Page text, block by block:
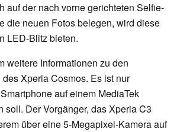
auf der nach vorne gerichteten Selfie-
die neuen Fotos belegen, wird diese
LED-Blitz bieten.
weitere Informationen zu den
Xperia Cosmos. Es ist nur
auf einem MediaTek
soll. Der Vorgänger, das Xperia C3
über eine 5-Megapixel-Kamera auf